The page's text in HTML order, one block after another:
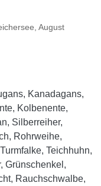
August
Kanadagans,
Kolbenente,
Silberreiher,
Rohrweihe,
Teichhuhn,
Grünschenkel,
Rauchschwalbe,